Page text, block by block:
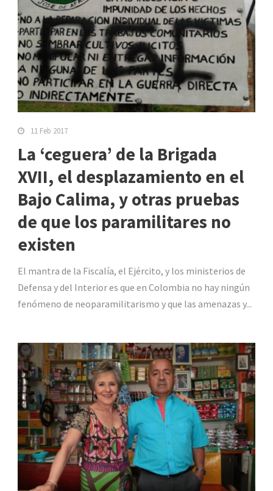
11 Feb 2017
La ‘ceguera’ de la Brigada
XVII, el desplazamiento en el
Bajo Calima, y otras pruebas
de que los paramilitares no
existen
El mantra de la Fiscalía, el Ejército, y los ministerios de
Defensa y del Interior es que en Colombia no hay ningún
fenómeno de neoparamilitarismo y que las amenazas y...